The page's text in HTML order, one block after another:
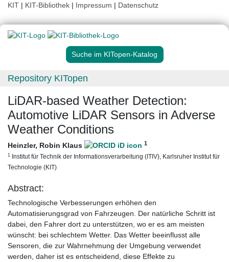
KIT | KIT-Bibliothek | Impressum | Datenschutz
Suche im KITopen-Katalog
Repository KITopen
LiDAR-based Weather Detection:
Automotive LiDAR Sensors in Adverse
Weather Conditions
Heinzler, Robin Klaus 1
1 Institut für Technik der Informationsverarbeitung (ITIV), Karlsruher Institut für
Technologie (KIT)
Abstract:
Technologische Verbesserungen erhöhen den
Automatisierungsgrad von Fahrzeugen. Der natürliche Schritt ist
dabei, den Fahrer dort zu unterstützen, wo er es am meisten
wünscht: bei schlechtem Wetter. Das Wetter beeinflusst alle
Sensoren, die zur Wahrnehmung der Umgebung verwendet
werden, daher ist es entscheidend, diese Effekte zu